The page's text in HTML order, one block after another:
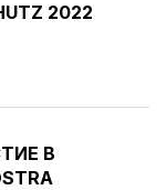
2022
В